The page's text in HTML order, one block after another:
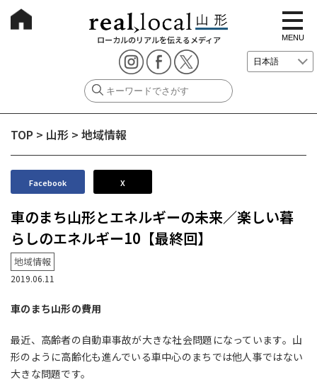
ローカルのリアルを伝えるメディア
t
o
g
g
e
i
i
MENU
TOP > 山形 > 地域情報
Facebook X
車のまち山形とエネルギーの未来／楽しい暮
らしのエネルギー10【最終回】
地域情報
2019.06.11
車のまち山形の費用
最近、高齢者の自動車事故が大きな社会問題になっています。山
形のように高齢化も進んでいる車中心のまちでは他人事ではない
大きな問題です。